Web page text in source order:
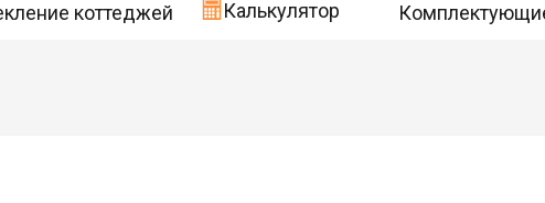
коттеджей Калькулятор